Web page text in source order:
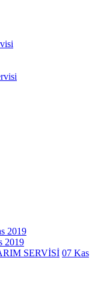
2019
2019
SERVİSİ 07 Kas